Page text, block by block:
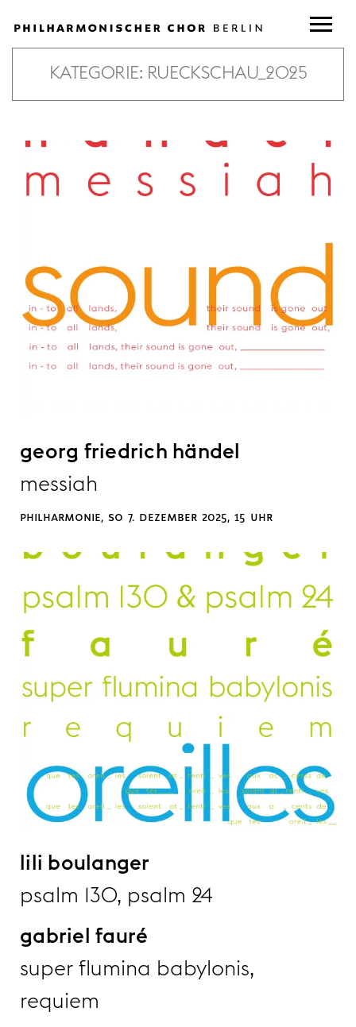
KATEGORIE: RUECKSCHAU_2025
georg friedrich händel
messiah
philharmonie, so 7. dezember 2025, 15 uhr
lili boulanger
psalm 130, psalm 24
gabriel fauré
super flumina babylonis,
requiem